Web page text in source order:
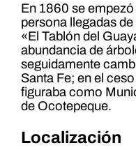
En 1860 se
persona llegadas
«El Tablón del
abundancia de
seguidamente
Santa Fe; en el
figuraba como
de Ocotepeque.
Localización